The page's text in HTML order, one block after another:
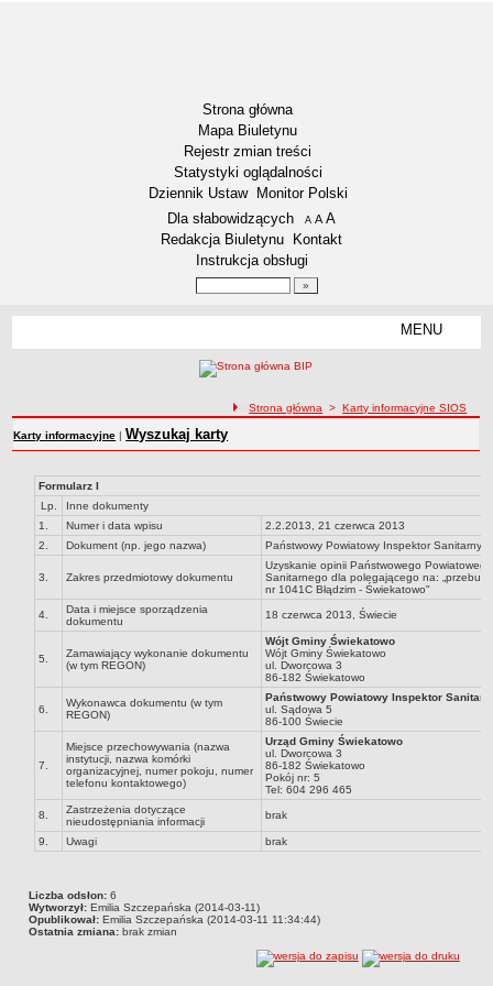
Strona główna
Mapa Biuletynu
Rejestr zmian treści
Statystyki oglądalności
Dziennik Ustaw
Monitor Polski
Menu dodatkowe
Dla słabowidzących A pomniejsz czcionkę
A standardowy rozmiar czcionki
A
Redakcja Biuletynu
Kontakt
Instrukcja obsługi
MENU
RODO – KLAUZULE INFORMACYJNE
Aktualności
Dane statystyczne
Zadania publiczne
Strategia rozwoju Gminy
Raport o stanie gminy
Związki i stowarzyszenia
INFORMACJE PUBLICZNE
WŁADZE I STRUKTURA
Struktura organizacyjna
Rada gminy
Wójt
Urząd gminy
Jednostki organizacyjne
Jednostki pomocnicze - sołectwa
REJESTR INSTYTUCJI KULTURY
Statut
Uchwały
ścieżka nawigacji
Strona główna >Karty informacyjne SIOS
Karty informacyjne |Wyszukaj karty
Formularz I
Lp.
Inne dokumenty
1.
Numer i data wpisu
2.2.2013, 21 czerwca 2013
2.
Dokument (np. jego nazwa) Państwowy Powiatowy Inspektor Sanitarny,
3. Zakres przedmiotowy dokumentu
Uzyskanie opinii Państwowego
Sanitarnego dla polegającego na:
nr 1041C Błądzim - Świekatowo"
4.
Data i miejsce sporządzenia
dokumentu
18 czerwca 2013, Świecie
5.
Zamawiający wykonanie dokumentu
(w tym REGON)
Wójt Gminy Świekatowo
Wójt Gminy Świekatowo
ul. Dworcowa 3
86-182 Świekatowo
6.
Wykonawca dokumentu (w tym
REGON)
Państwowy Powiatowy Inspektor
ul. Sądowa 5
86-100 Świecie
7.
Miejsce przechowywania (nazwa
instytucji, nazwa komórki
organizacyjnej, numer pokoju, numer
telefonu kontaktowego)
Urząd Gminy Świekatowo
ul. Dworcowa 3
86-182 Świekatowo
Pokój nr: 5
Tel: 604 296 465
8.
Zastrzeżenia dotyczące
nieudostępniania informacji
brak
9. Uwagi brak
Liczba odsłon:6
Wytworzył:Emilia Szczepańska (2014-03-11)
Opublikował:Emilia Szczepańska (2014-03-11 11:34:44)
Ostatnia zmiana:brak zmian